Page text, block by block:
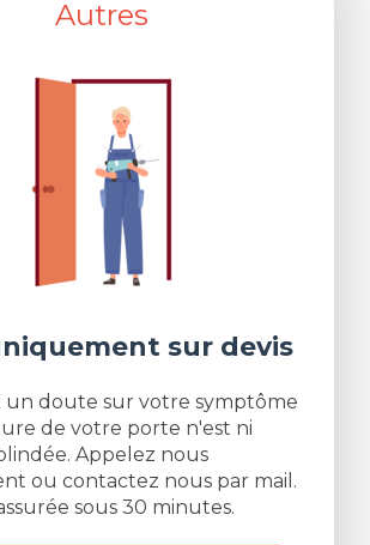
Autres
sur devis
un doute sur votre symptôme
de votre porte n'est ni
Appelez nous
ou contactez nous par mail.
sous 30 minutes.